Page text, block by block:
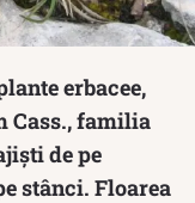
erbacee,
Cass., familia
de pe
stânci. Floarea